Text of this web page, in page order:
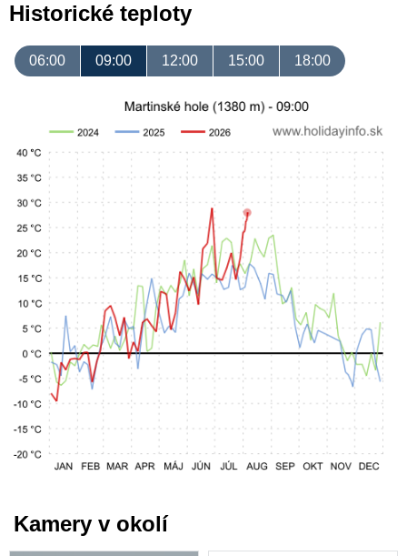
Historické teploty
06:00 09:00 12:00 15:00 18:00
Kamery v okolí